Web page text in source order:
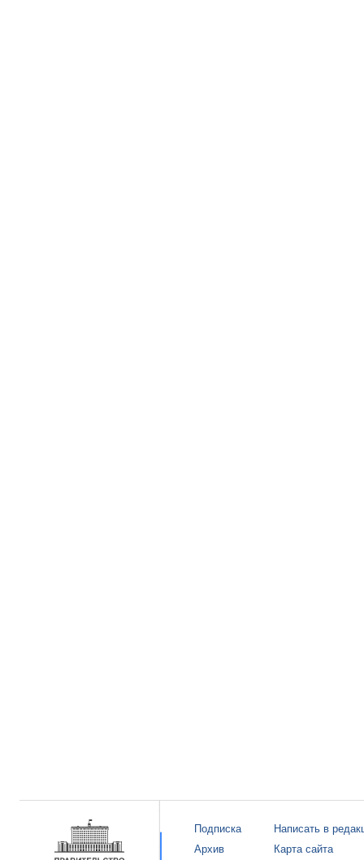
Подписка
Архив
Написать в
Карта сайта